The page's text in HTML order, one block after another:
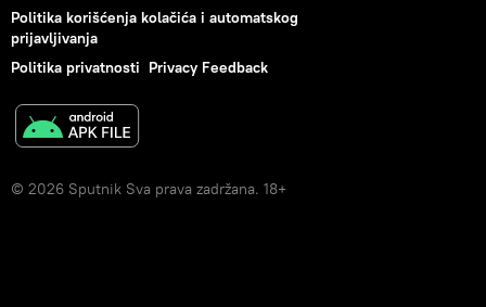
Politika korišćenja kolačića i automatskog
prijavljivanja
Politika privatnosti Privacy Feedback
© 2026 Sputnik Sva prava zadržana. 18+